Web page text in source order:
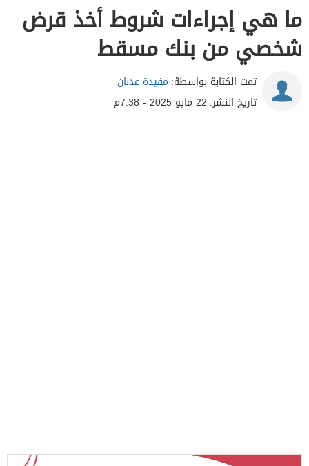
ما هي إجراءات شروط أخذ قرض
شخصي من بنك مسقط
تمت الكتابة بواسطة: مفيدة عدنان
تاريخ النشر: 22 مايو 2025 - 7:38م